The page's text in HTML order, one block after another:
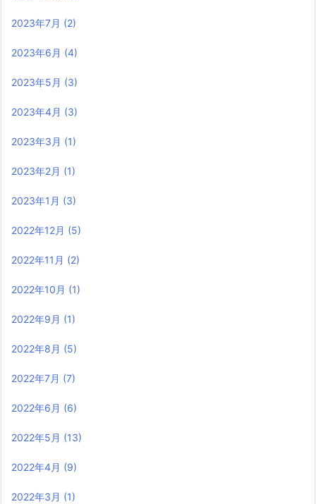
2023年7月 (2)
2023年6月 (4)
2023年5月 (3)
2023年4月 (3)
2023年3月 (1)
2023年2月 (1)
2023年1月 (3)
2022年12月 (5)
2022年11月 (2)
2022年10月 (1)
2022年9月 (1)
2022年8月 (5)
2022年7月 (7)
2022年6月 (6)
2022年5月 (13)
2022年4月 (9)
2022年3月 (1)